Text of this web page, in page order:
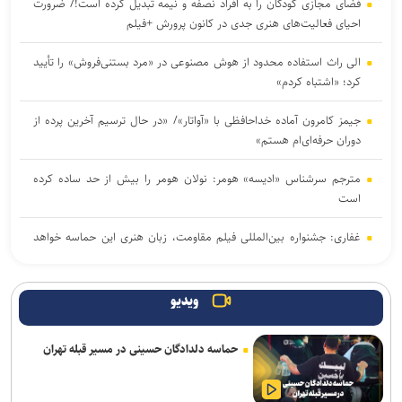
احیای فعالیت‌های هنری جدی در کانون پرورش +فیلم
الی راث استفاده محدود از هوش مصنوعی در «مرد بستنی‌فروش» را تأیید
کرد؛ «اشتباه کردم»
جیمز کامرون آماده خداحافظی با «آواتار»/ «در حال ترسیم آخرین پرده از
دوران حرفه‌ای‌ام هستم»
مترجم سرشناس «ادیسه» هومر: نولان هومر را بیش از حد ساده کرده
است
غفاری: جشنواره بین‌المللی فیلم مقاومت، زبان هنری این حماسه خواهد
درخشش «مرد آرام» در جشنواره ایماگو ایتالیا
برگزاری دوره «آشنایی با فیلمسازی» در انجمن سینمای جوانان ایران
بازار شعر
ویدیو
حماسه دلدادگان حسینی در مسیر قبله تهران